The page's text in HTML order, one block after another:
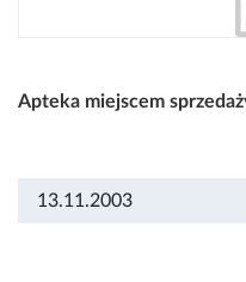
Apteka miejscem
13.11.2003